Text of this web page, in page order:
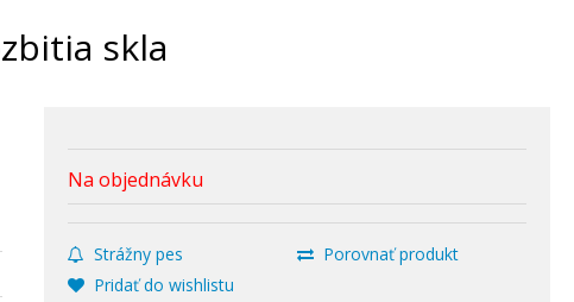
skla
Na objednávku
Strážny pes
Porovnať produkt
Pridať do wishlistu